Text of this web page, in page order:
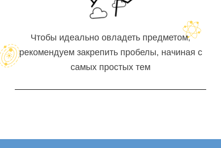
Чтобы идеально овладеть предметом,
рекомендуем закрепить пробелы, начиная с
самых простых тем